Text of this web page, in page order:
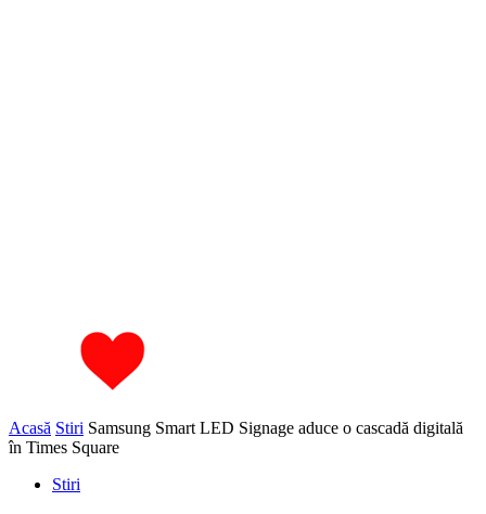
Acasă Stiri Samsung Smart LED Signage aduce o cascadă digitală
în Times Square
Stiri